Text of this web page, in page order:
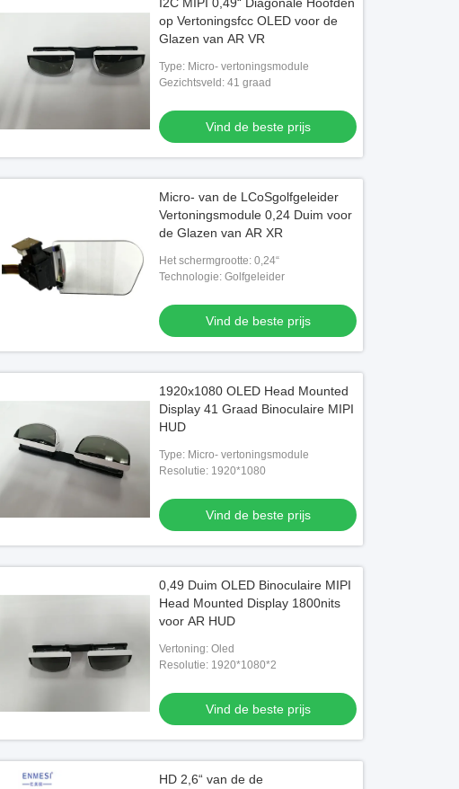
Video
Nieuwste hoge kwaliteit 1920 * 1080
Anroid 2K VR Smart Glasses met TYPE
C
Vind de beste prijs
Video
1080P USB C HDMI Android AR
Glasses Head Mounted Display
Bluetooth
op Vertoningsfcc OLED voor de
Glazen van AR VR
Type: Micro- vertoningsmodule
Gezichtsveld: 41 graad
Vind de beste prijs
Micro- van de LCoSgolfgeleider
Vertoningsmodule 0,24 Duim voor
de Glazen van AR XR
Het schermgrootte: 0,24“
Technologie: Golfgeleider
Vind de beste prijs
1920x1080 OLED Head Mounted
Display 41 Graad Binoculaire MIPI
HUD
Type: Micro- vertoningsmodule
Resolutie: 1920*1080
Vind de beste prijs
0,49 Duim OLED Binoculaire MIPI
Head Mounted Display 1800nits
voor AR HUD
Vertoning: Oled
Resolutie: 1920*1080*2
Vind de beste prijs
HD 2,6“ van de de